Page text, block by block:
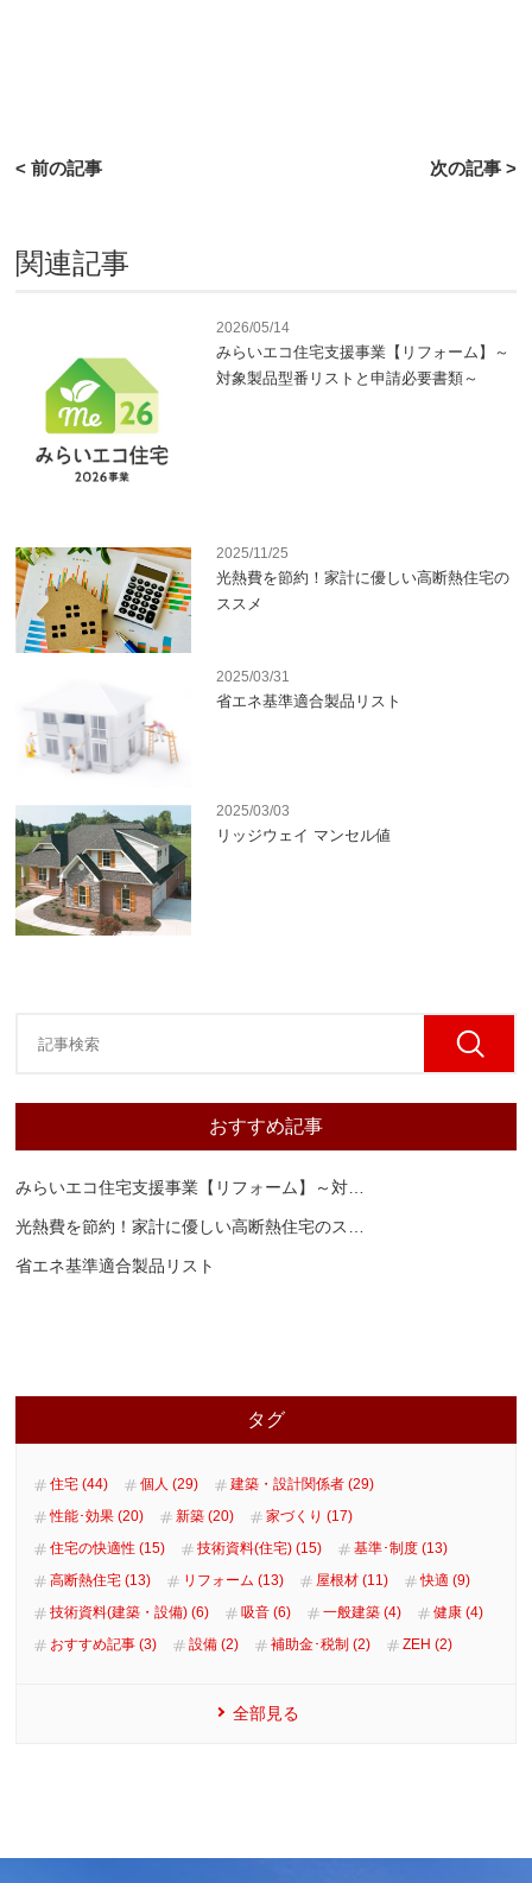
< 前の記事 次の記事 >
関連記事
2026/05/14
みらいエコ住宅支援事業【リフォーム】～
対象製品型番リストと申請必要書類～
2025/11/25
光熱費を節約！家計に優しい高断熱住宅の
ススメ
2025/03/31
省エネ基準適合製品リスト
2025/03/03
リッジウェイ マンセル値
おすすめ記事
みらいエコ住宅支援事業【リフォーム】～対
光熱費を節約！家計に優しい高断熱住宅のス
省エネ基準適合製品リスト
タグ
住宅 (44) 個人 (29)
建築・設計関係者 (29)
性能･効果 (20)
新築 (20)
家づくり (17)
住宅の快適性 (15)
技術資料(住宅) (15)
基準･制度 (13)
高断熱住宅 (13)
リフォーム (13) 屋根材 (11)
快適 (9)
技術資料(建築・設備) (6)
吸音 (6) 一般建築 (4)
健康 (4)
おすすめ記事 (3)
設備 (2) 補助金･税制 (2) ZEH (2)
全部見る